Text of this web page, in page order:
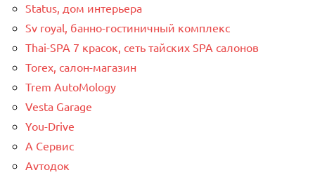
Status, дом интерьера
Sv royal, банно-гостиничный комплекс
Thai-SPA 7 красок, сеть тайских SPA салонов
Torex, салон-магазин
Trem AutoMology
Vesta Garage
You-Drive
А Сервис
Аvтодок